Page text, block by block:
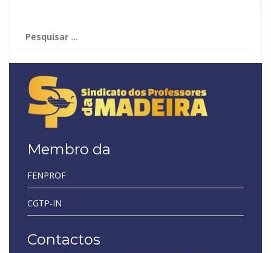
por:
Membro da
FENPROF
CGTP-IN
Contactos